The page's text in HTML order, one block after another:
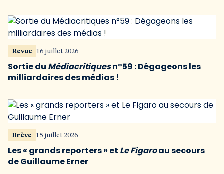
Revue 16 juillet 2026
Sortie du Médiacritiquesn°59 : Dégageons les
milliardaires des médias !
Brève 15 juillet 2026
Les « grands reporters » et Le Figaroau secours
de Guillaume Erner